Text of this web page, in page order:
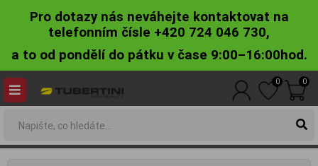
Pro dotazy nás neváhejte kontaktovat na
telefonním čísle +420 724 046 730,
a to od pondělí do pátku v čase 9:00–16:00hod.
0 0